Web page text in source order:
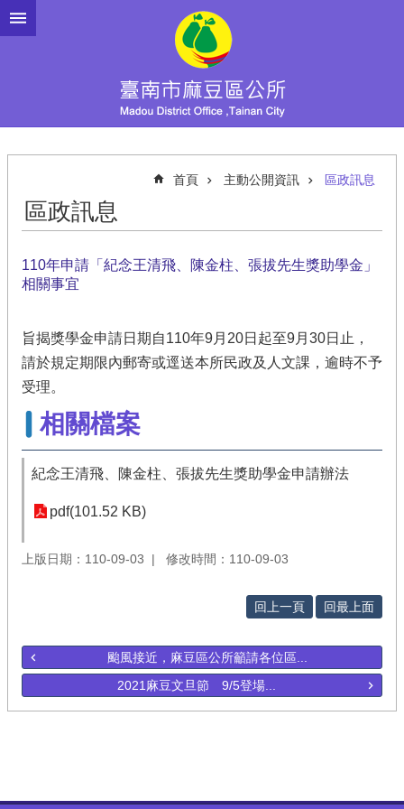
跳到主要內容區塊
首頁 主動公開資訊 區政訊息
區政訊息
110年申請「紀念王清飛、陳金柱、張拔先生獎助學金」
相關事宜
旨揭獎學金申請日期自110年9月20日起至9月30日止，
請於規定期限內郵寄或逕送本所民政及人文課，逾時不予
受理。
相關檔案
紀念王清飛、陳金柱、張拔先生獎助學金申請辦法
pdf(101.52 KB)
上版日期：110-09-03 修改時間：110-09-03
回上一頁 回最上面
颱風接近，麻豆區公所籲請各位區...
2021麻豆文旦節 9/5登場...